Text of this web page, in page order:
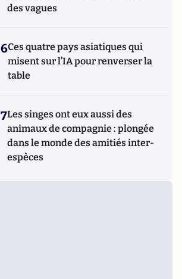
des vagues
6Ces quatre pays asiatiques qui
misent sur l’IA pour renverser la
table
7Les singes ont eux aussi des
animaux de compagnie : plongée
dans le monde des amitiés inter-
espèces